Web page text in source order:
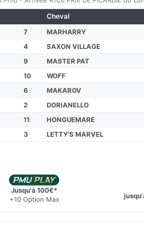
7
MARHARRY
4
SAXON VILLAGE
9
MASTER PAT
10
WOFF
6
MAKAROV
2
DORIANELLO
11
HONGUEMARE
3 LETTY'S MARVEL
Cheval
Jusqu'à 100€*
+10 Option Max